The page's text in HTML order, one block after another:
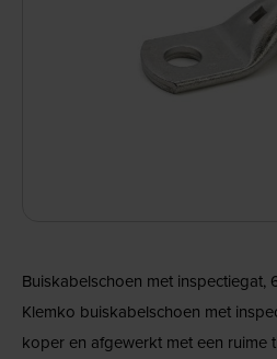
Buiskabelschoen met inspectiegat,
Klemko buiskabelschoen met
koper en afgewerkt met een ruime